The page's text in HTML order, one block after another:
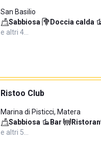
San Basilio
Sabbiosa· Doccia calda·
e altri 4…
Ristoo Club
Marina di Pisticci, Matera
Sabbiosa· Bar·
e altri 5…